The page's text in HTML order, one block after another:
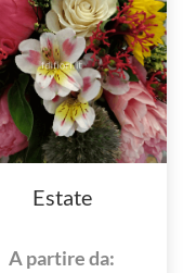
Estate
A partire da: